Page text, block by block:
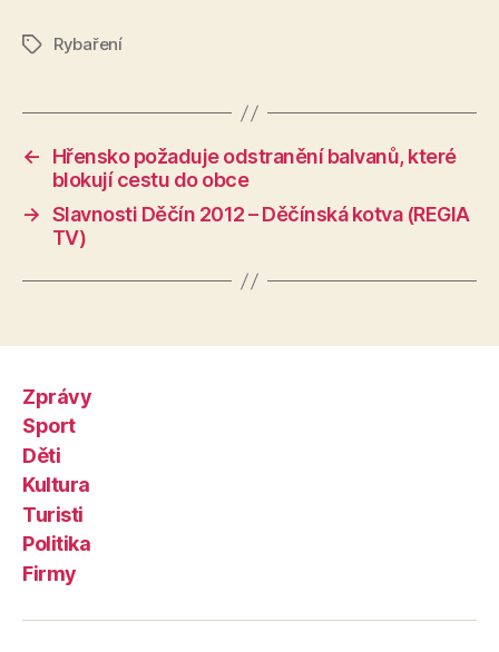
ŠtítkyRybaření
←
Hřensko požaduje odstranění balvanů, které
blokují cestu do obce
→ Slavnosti Děčín 2012 – Děčínská kotva (REGIA
TV)
Zprávy
Sport
Děti
Kultura
Turisti
Politika
Firmy